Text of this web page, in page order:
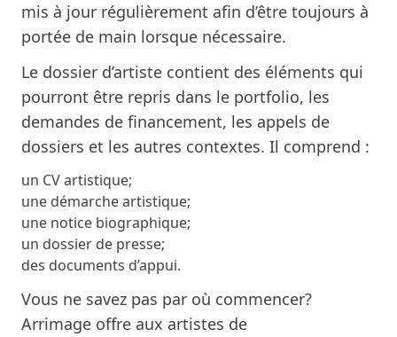
mis à jour régulièrement afin d’être toujours à
portée de main lorsque nécessaire.
Le dossier d’artiste contient des éléments qui
pourront être repris dans le portfolio, les
demandes de financement, les appels de
dossiers et les autres contextes. Il comprend :
un CV artistique;
une démarche artistique;
une notice biographique;
un dossier de presse;
des documents d’appui.
Vous ne savez pas par où commencer?
Arrimage offre aux artistes de